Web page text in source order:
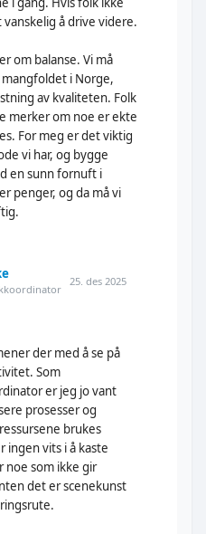
vanskelig å drive videre.
om balanse. Vi må
i Norge,
av kvaliteten. Folk
merker om noe er ekte
For meg er det viktig
vi har, og bygge
en sunn fornuft i
penger, og da må vi
25. des 2025
der med å se på
Som
er jeg jo vant
prosesser og
brukes
ingen vits i å kaste
noe som ikke gir
det er scenekunst